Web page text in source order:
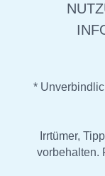
*
Irrtümer,
vorbehalten.